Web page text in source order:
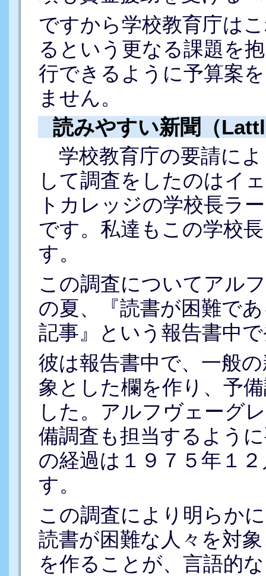
ですから学校教育庁は
るという更なる課題を
行できるように予算案
ません。
読みやすい新聞（
学校教育庁の要請に
して調査をしたのはイ
トカレッジの学校長ラ
です。私達もこの学校
す。
この調査についてアル
の夏、『読書が困難で
記事』という報告書中
彼は報告書中で、一般
象とした欄を作り、予
した。アルフヴェーグ
備調査も担当するよう
の経過は１９７５年１
す。
この調査により明らか
読書が困難な人々を対
を作ることが、言語的